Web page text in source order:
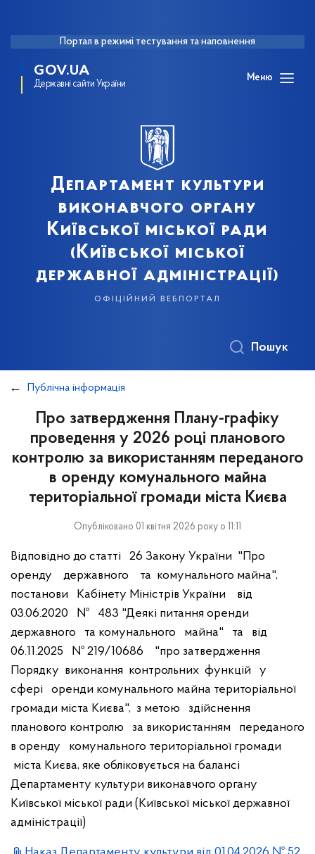
Портал в режимі тестування та наповнення
GOV.UA
Державні сайти України
Меню
Департамент культури
виконавчого органу
Київської міської ради
(Київської міської
державної адміністрації)
офіційний вебпортал
Пошук
Публічна інформація
Про затвердження Плану-графіку
проведення у 2026 році планового
контролю за використанням переданого
в оренду комунального майна
територіальної громади міста Києва
Опубліковано 01 квітня 2026 року о 11:11
Відповідно до статті 26 Закону України "Про
оренду державного та комунального майна",
постанови Кабінету Міністрів України від
03.06.2020 № 483 "Деякі питання оренди
державного та комунального майна" та від
06.11.2025 № 219/10686 "про затвердження
Порядку виконання контрольних функцій у
сфері оренди комунального майна територіальної
громади міста Києва", з метою здійснення
планового контролю за використанням переданого
в оренду комунального територіальної громади
міста Києва, яке обліковується на балансі
Департаменту культури виконавчого органу
Київської міської ради (Київської міської державної
адміністрації)